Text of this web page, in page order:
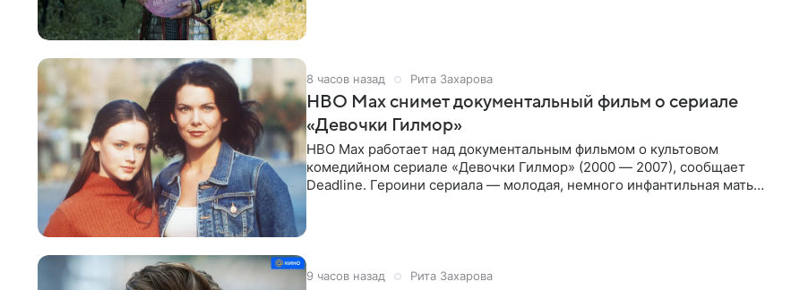
8 часов назад Рита Захарова
HBO Max снимет документальный фильм о сериале
«Девочки Гилмор»
HBO Max работает над документальным фильмом о культовом
комедийном сериале «Девочки Гилмор» (2000 — 2007), сообщает
Deadline. Героини сериала — молодая, немного инфантильная мать
9 часов назад Рита Захарова